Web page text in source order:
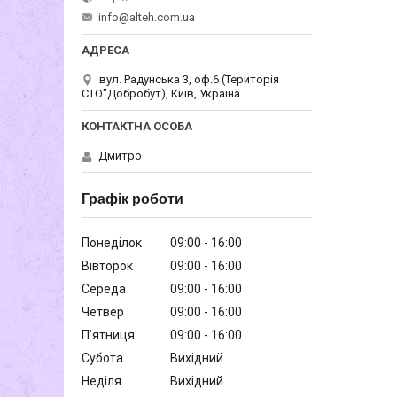
info@alteh.com.ua
вул. Радунська 3, оф.6 (Територія
СТО"Добробут), Київ, Україна
Дмитро
Графік роботи
Понеділок 09:00
16:00
Вівторок
09:00
16:00
Середа
09:00
16:00
Четвер
09:00
16:00
Пʼятниця
09:00
16:00
Субота
Вихідний
Неділя
Вихідний